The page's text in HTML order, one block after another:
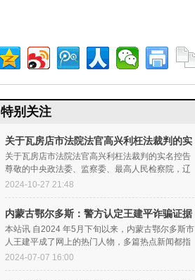
特别关注
关于瓦房店市法院法官高兴利枉法裁判的实
名控
关于瓦房店市法院法官高兴利枉法裁判的实名控告
尊敬的中央政法委、监察委、最高人民检察院，辽
宁省政法委、监察委...
2024-10-27 21:48
内蒙古鄂尔多斯：警方认定王建平诈骗证据
确凿
本站讯 自2024 年5月下旬以来，内蒙古鄂尔多斯市
人王建平成了网上的热门人物，多篇热点新闻都指
向了他，使他成为...
2024-07-07 16:00